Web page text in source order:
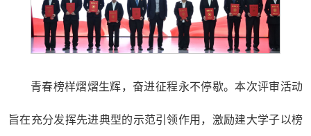
青春榜样熠熠生辉，奋进征程永不停歇。本次评审活动
旨在充分发挥先进典型的示范引领作用，激励建大学子以榜